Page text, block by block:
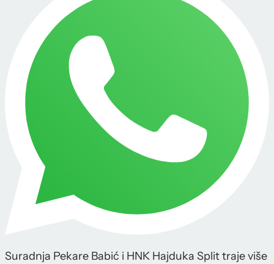
Suradnja Pekare Babić i HNK Hajduka Split traje više